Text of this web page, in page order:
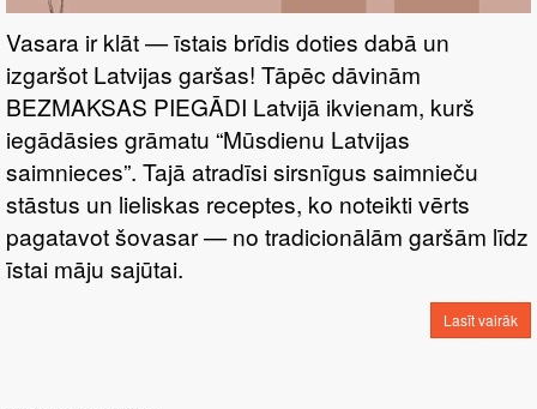
Vasara ir klāt — īstais brīdis doties dabā un
izgaršot Latvijas garšas! Tāpēc dāvinām
BEZMAKSAS PIEGĀDI Latvijā ikvienam, kurš
iegādāsies grāmatu “Mūsdienu Latvijas
saimnieces”. Tajā atradīsi sirsnīgus saimnieču
stāstus un lieliskas receptes, ko noteikti vērts
pagatavot šovasar — no tradicionālām garšām līdz
īstai māju sajūtai.
Lasīt vairāk